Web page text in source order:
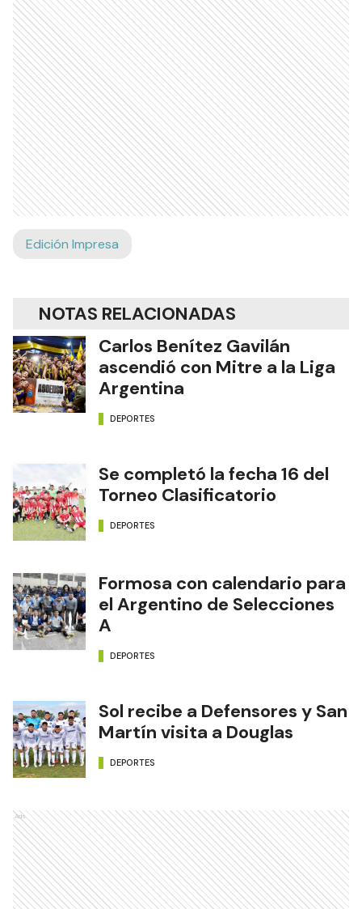
Edición Impresa
NOTAS RELACIONADAS
Carlos Benítez Gavilán
ascendió con Mitre a la Liga
Argentina
DEPORTES
Se completó la fecha 16 del
Torneo Clasificatorio
DEPORTES
Formosa con calendario para
el Argentino de Selecciones
A
DEPORTES
Sol recibe a Defensores y San
Martín visita a Douglas
DEPORTES
Ads